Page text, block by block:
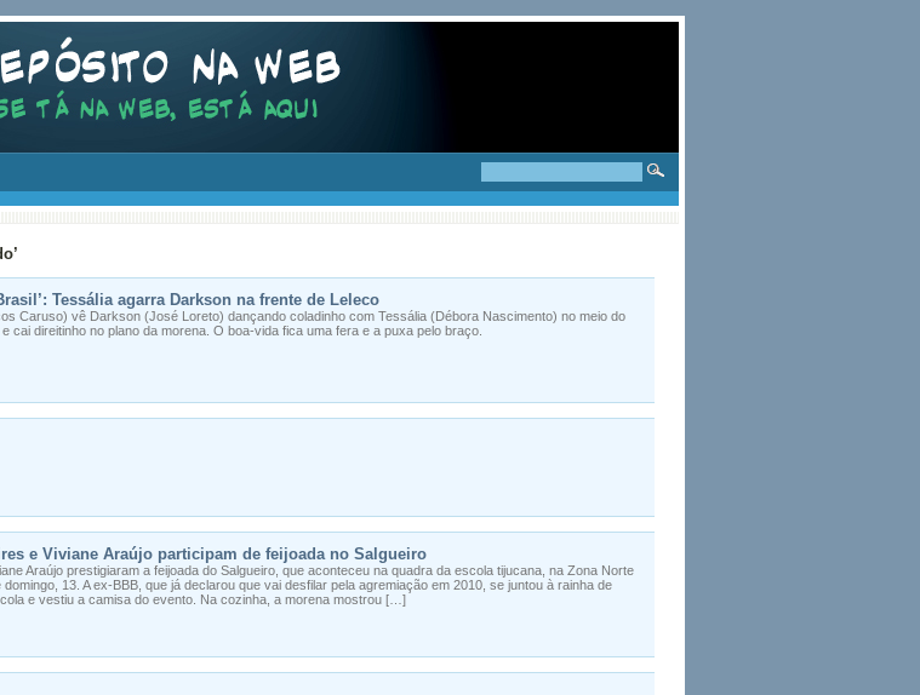
Tessália agarra Darkson na frente de Leleco
Caruso) vê Darkson (José Loreto) dançando coladinho com Tessália (Débora Nascimento) no meio do
cai direitinho no plano da morena. O boa-vida fica uma fera e a puxa pelo braço.
e Viviane Araújo participam de feijoada no Salgueiro
Araújo prestigiaram a feijoada do Salgueiro, que aconteceu na quadra da escola tijucana, na Zona Norte
domingo, 13. A ex-BBB, que já declarou que vai desfilar pela agremiação em 2010, se juntou à rainha de
e vestiu a camisa do evento. Na cozinha, a morena mostrou […]